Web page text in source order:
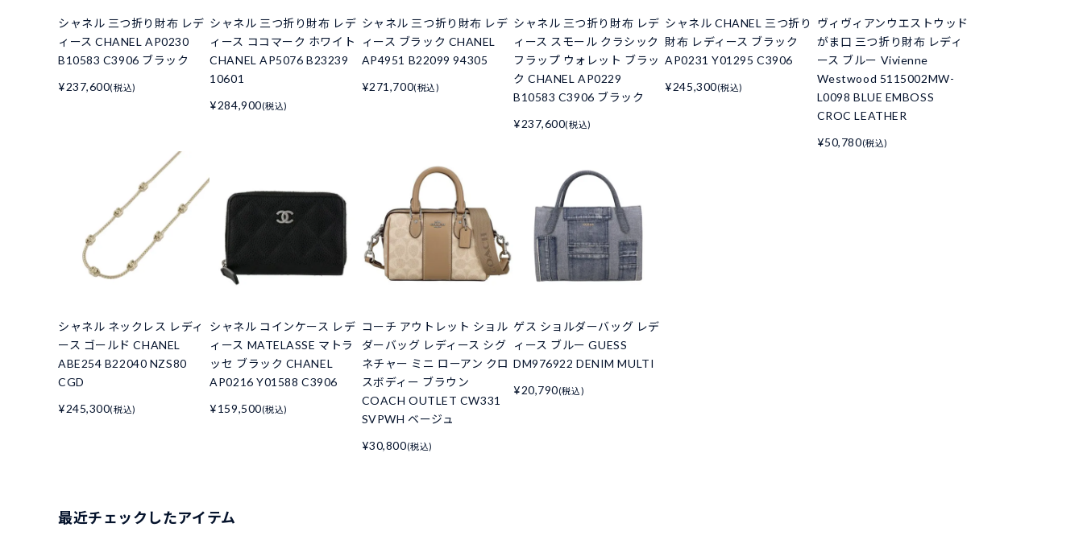
シャネル 三つ折り財布 レデ
ィース CHANEL AP0230
B10583 C3906 ブラック
¥237,600(税込)
シャネル 三つ折り財布 レデ
ィース ココマーク ホワイト
CHANEL AP5076 B23239
10601
¥284,900(税込)
シャネル 三つ折り財布 レデ
ィース ブラック CHANEL
AP4951 B22099 94305
¥271,700(税込)
シャネル 三つ折り財布 レデ
ィース スモール クラシック
フラップ ウォレット ブラッ
ク CHANEL AP0229
B10583 C3906 ブラック
¥237,600(税込)
シャネル CHANEL 三つ折り
財布 レディース ブラック
AP0231 Y01295 C3906
¥245,300(税込)
ヴィヴィアンウエストウッド
がま口 三つ折り財布 レディ
ース ブルー Vivienne
Westwood 5115002MW-
L0098 BLUE EMBOSS
CROC LEATHER
¥50,780(税込)
シャネル ネックレス レディ
ース ゴールド CHANEL
ABE254 B22040 NZS80
CGD
¥245,300(税込)
シャネル コインケース レデ
ィース MATELASSE マトラ
ッセ ブラック CHANEL
AP0216 Y01588 C3906
¥159,500(税込)
コーチ アウトレット ショル
ダーバッグ レディース シグ
ネチャー ミニ ローアン クロ
スボディー ブラウン
COACH OUTLET CW331
SVPWH ベージュ
¥30,800(税込)
ゲス ショルダーバッグ レデ
ィース ブルー GUESS
DM976922 DENIM MULTI
¥20,790(税込)
最近チェックしたアイテム